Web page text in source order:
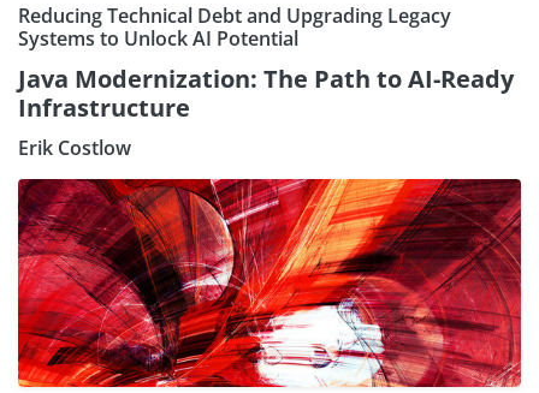
Reducing Technical Debt and Upgrading Legacy
Systems to Unlock AI Potential
Java Modernization: The Path to AI-Ready
Infrastructure
Erik Costlow